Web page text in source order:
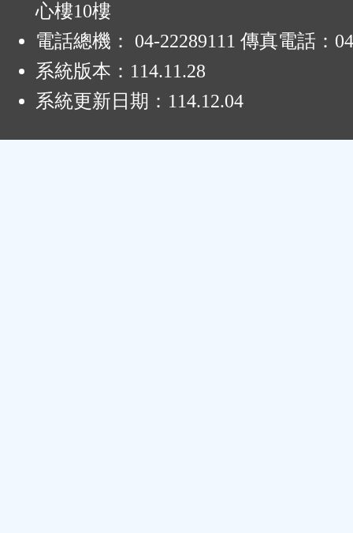
心樓10樓
電話總機： 04-22289111 傳真電話：
系統版本： 114.11.28
系統更新日期： 114.12.04